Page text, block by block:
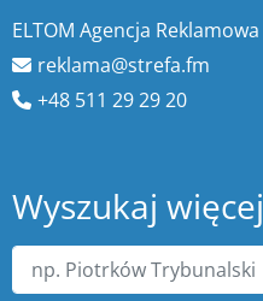
ELTOM Agencja Reklamowa
reklama@strefa.fm
+48 511 29 29 20
Wyszukaj więcej